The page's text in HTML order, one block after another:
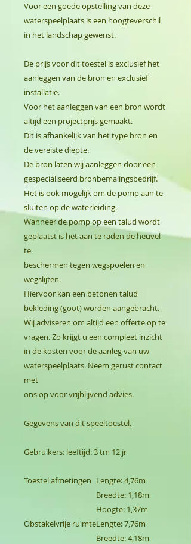
Voor een goede opstelling van deze
waterspeelplaats is een hoogteverschil
in het landschap gewenst.
De prijs voor dit toestel is exclusief het
aanleggen van de bron en exclusief
installatie.
Voor het aanleggen van een bron wordt
altijd een projectprijs gemaakt.
Dit is afhankelijk van het type bron en
de vereiste diepte.
De bron laten wij aanleggen door een
gespecialiseerd bronbemalingsbedrijf.
Het is ook mogelijk om de pomp aan te
sluiten op de waterleiding.
Wanneer de pomp op een talud wordt
geplaatst is het aan te raden de heuvel
te
beschermen tegen wegspoelen en
wegslijten.
Hiervoor kan een betonen talud
bekleding (goot) worden aangebracht.
Wij adviseren om altijd een offerte op te
vragen. Zo krijgt u een compleet inzicht
in de kosten voor de aanleg van uw
waterspeelplaats. Neem gerust contact
met
ons op voor vrijblijvend advies.
Gegevens van dit speeltoestel.
Gebruikers: leeftijd: 3 tm 12 jr
Toestel afmetingen Lengte: 4,76m
Breedte: 1,18m
Hoogte: 1,37m
Obstakelvrije ruimteLengte: 7,76m
Breedte: 4,18m